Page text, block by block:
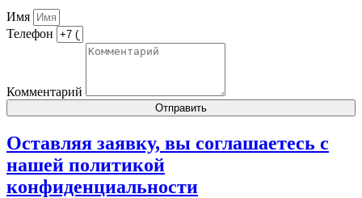
Имя
Телефон
Комментарий
Отправить
Оставляя заявку, вы соглашаетесь с
нашей политикой
конфиденциальности